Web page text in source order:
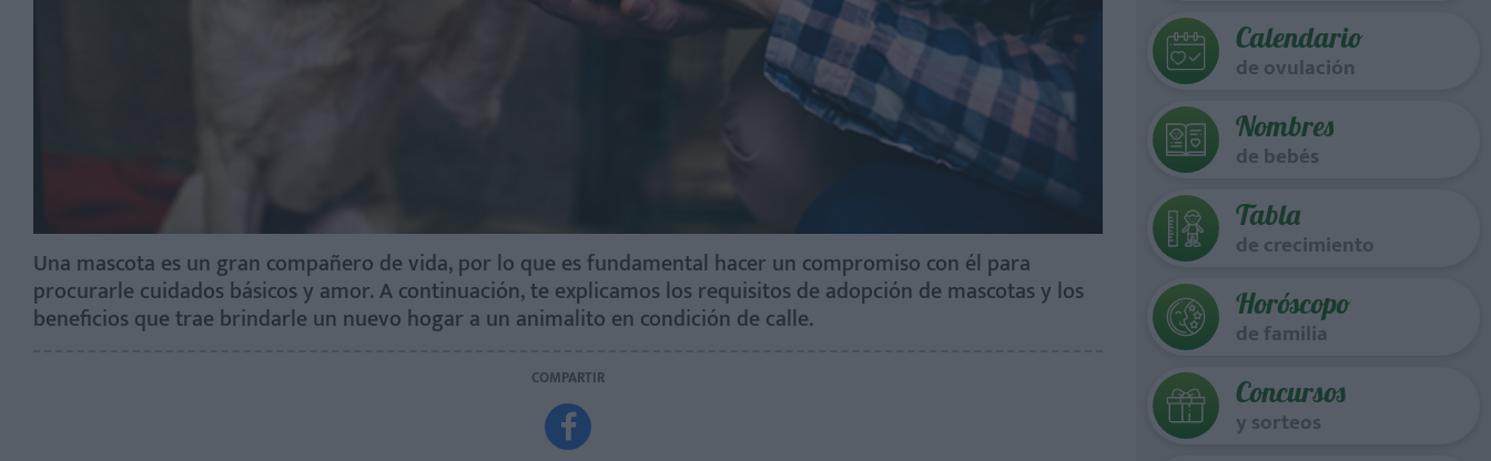
Una mascota es un gran compañero de vida, por lo que es fundamental hacer un compromiso con él para
procurarle cuidados básicos y amor. A continuación, te explicamos los requisitos de adopción de mascotas y los
beneficios que trae brindarle un nuevo hogar a un animalito en condición de calle.
COMPARTIR

Calendario
de ovulación
Nombres
de bebés
Tabla
de crecimiento
Horóscopo
de familia
Concursos
y sorteos